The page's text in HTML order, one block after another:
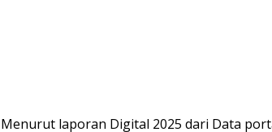
Menurut laporan Digital 2025 dari Data